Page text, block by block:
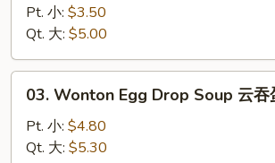
Drop
Soup
蛋
花
Pt. 小: $3.50
Qt. 大: $5.00
Wonton
Egg
Drop
03. Wonton Egg Drop Soup 云吞
Pt. 小: $4.80
Qt. 大: $5.30